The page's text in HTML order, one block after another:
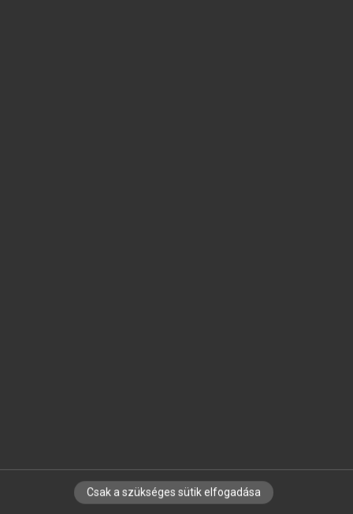
IRATKOZZ FEL HÍRLEVELÜNKRE!
Csak a szükséges sütik elfogadása